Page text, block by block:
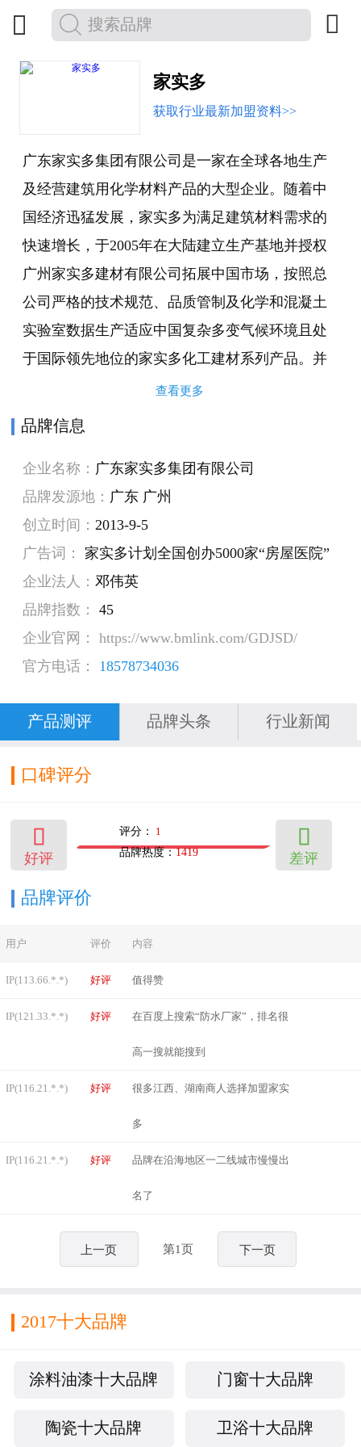
 
家实多
获取行业最新加盟资料>>
广东家实多集团有限公司是一家在全球各地生产
及经营建筑用化学材料产品的大型企业。随着中
国经济迅猛发展，家实多为满足建筑材料需求的
快速增长，于2005年在大陆建立生产基地并授权
广州家实多建材有限公司拓展中国市场，按照总
公司严格的技术规范、品质管制及化学和混凝土
实验室数据生产适应中国复杂多变气候环境且处
于国际领先地位的家实多化工建材系列产品。并
且为顾客提供必需的测试及完美的防水系统解决
方案，作为全球化工建材领域的著名品牌,家实多
的研究、产品创新来保证将来中国市场发展需
求。
查看更多
品牌信息
企业名称： 广东家实多集团有限公司
品牌发源地： 广东 广州
创立时间： 2013-9-5
广告词： 家实多计划全国创办5000家“房屋医院”
企业法人： 邓伟英
品牌指数： 45
企业官网： https://www.bmlink.com/GDJSD/
官方电话： 18578734036
产品测评 品牌头条 行业新闻
口碑评分

好评

差评
评分：
1
品牌热度：1419
品牌评价
用户 评价 内容
IP(113.66.*.*) 好评 值得赞
IP(121.33.*.*) 好评 在百度上搜索“防水厂家”，排名很
高一搜就能搜到
IP(116.21.*.*) 好评 很多江西、湖南商人选择加盟家实
多
IP(116.21.*.*) 好评 品牌在沿海地区一二线城市慢慢出
名了
上一页 第1页 下一页
2017十大品牌
涂料油漆十大品牌 门窗十大品牌
陶瓷十大品牌 卫浴十大品牌